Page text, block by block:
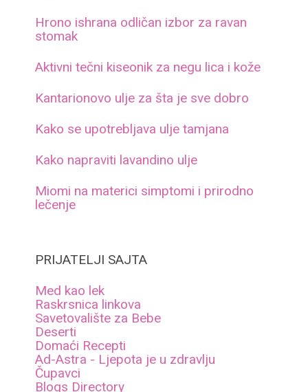
Hrono ishrana odličan izbor za ravan
stomak
Aktivni tečni kiseonik za negu lica i kože
Kantarionovo ulje za šta je sve dobro
Kako se upotrebljava ulje tamjana
Kako napraviti lavandino ulje
Miomi na materici simptomi i prirodno
lečenje
PRIJATELJI SAJTA
Med kao lek
Raskrsnica linkova
Savetovalište za Bebe
Deserti
Domaći Recepti
Ad-Astra - Ljepota je u zdravlju
Čupavci
Blogs Directory